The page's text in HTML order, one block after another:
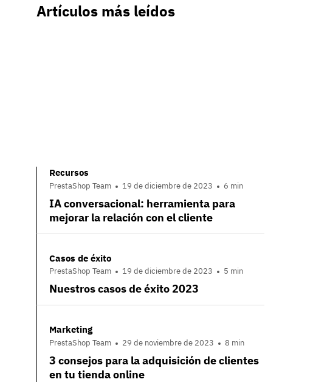
Artículos más leídos
Recursos
PrestaShop Team 19 de diciembre de 2023 6 min
IA conversacional: herramienta para
mejorar la relación con el cliente
Casos de éxito
PrestaShop Team 19 de diciembre de 2023 5 min
Nuestros casos de éxito 2023
Marketing
PrestaShop Team 29 de noviembre de 2023 8 min
3 consejos para la adquisición de clientes
en tu tienda online